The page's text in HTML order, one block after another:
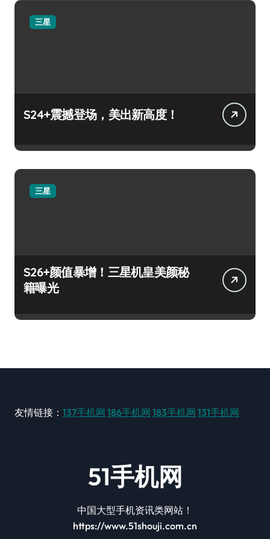
三星
S24+震撼登场，美出新高度！
三星
S26+颜值暴增！三星机皇美颜秘
籍曝光
友情链接： 137手机网 186手机网 183手机网 131手机网
51手机网
中国大型手机资讯类网站！
https://www.51shouji.com.cn